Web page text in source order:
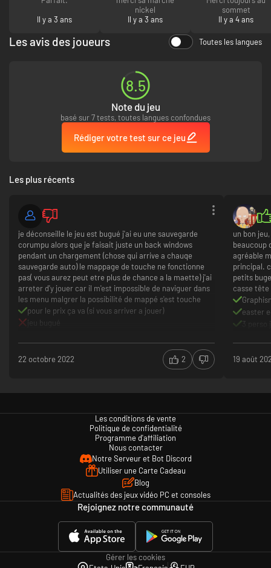
Une narration à plusieurs personnages – suivez l’histoire sous
différents angles et découvrez la vérité
Des ennemis terrifiants – avec un rendu détaillé tout en animations
votre position sur un équipement spécial
Des énigmes environnementales – trouvez votre chemin n’est pas
toujours facile, cherchez bien les indices
Des mécanismes classiques – des munitions et points de sauvegarde
en nombre limité, des allées et venues, des objets à récupérer, des
ennemis coriaces et bien plus encore
Des graphismes et des effets modernes – tout n’est tout de même
pas comme avant, grâce au Unreal Engine 4
tout un tas de références
Il y a 3 ans
nickel
Il y a 3 ans
sommet
Il y a 4 ans
Les avis des joueurs Toutes les langues
8.5
Note du jeu
basé sur 7 tests, toutes langues confondues
Rédiger votre test sur ce jeu
Les plus récents
je déconseille le jeu est bugué j'ai eu une sauvegarde
corumpu alors que je faisait juste un back windows
pendant un chargement (chose qui arrive a chauqe
sauvegarde auto) le mappage de touche ne fonctionne
pas( vous aurez peut etre plus de chance a la maette) j'ai
arreter d'y jouer car il m'est impossible de naviguer dans
les menu malgrer la possibilité de mappé s'est touche
pour le prix ça va (si vous arriver a jouer)
jeu bugué
22 octobre 2022 2
un bon
beaucoup
agréable
principal.
petits
casse tête
easter
3 perso
le
19 août
Les conditions de vente
Politique de confidentialité
Programme d'affiliation
Nous contacter
Notre Serveur et Bot Discord
Utiliser une Carte Cadeau
Blog
Actualités des jeux vidéo PC et consoles
Rejoignez notre communauté
Gérer les cookies